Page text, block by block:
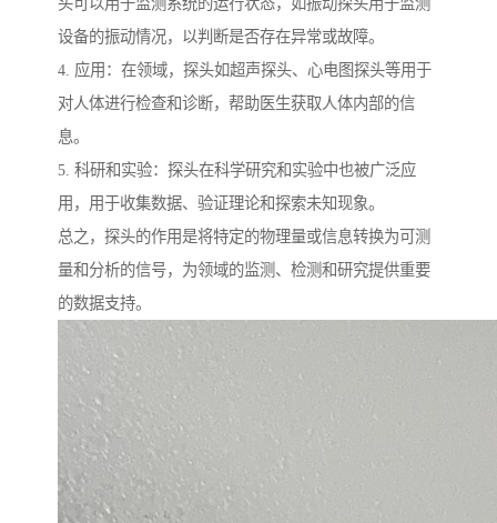
设备的振动情况，以判断是否存在异常或故障。
4. 应用：在领域，探头如超声探头、心电图探头等用于
对人体进行检查和诊断，帮助医生获取人体内部的信
息。
5. 科研和实验：探头在科学研究和实验中也被广泛应
用，用于收集数据、验证理论和探索未知现象。
总之，探头的作用是将特定的物理量或信息转换为可测
量和分析的信号，为领域的监测、检测和研究提供重要
的数据支持。